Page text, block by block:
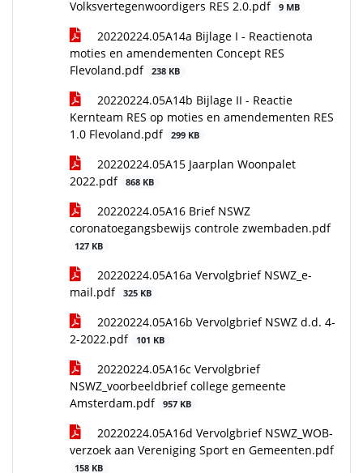
Volksvertegenwoordigers RES 2.0.pdf 9 MB
20220224.05A14a Bijlage I - Reactienota
moties en amendementen Concept RES
Flevoland.pdf
238 KB
20220224.05A14b Bijlage II - Reactie
Kernteam RES op moties en amendementen RES
1.0 Flevoland.pdf
299 KB
20220224.05A15 Jaarplan Woonpalet
2022.pdf
868 KB
20220224.05A16 Brief NSWZ
coronatoegangsbewijs controle zwembaden.pdf
127 KB
20220224.05A16a Vervolgbrief NSWZ_e-
mail.pdf
325 KB
20220224.05A16b Vervolgbrief NSWZ d.d. 4-
2-2022.pdf
101 KB
20220224.05A16c Vervolgbrief
NSWZ_voorbeeldbrief college gemeente
Amsterdam.pdf
957 KB
20220224.05A16d Vervolgbrief NSWZ_WOB-
verzoek aan Vereniging Sport en Gemeenten.pdf
158 KB